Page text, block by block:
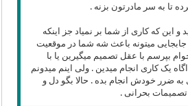
تا به سر مادرتون بزنه .
و این که کاری از شما بر نمیاد جز اینکه
جابجایی میتونه باعث شه شما در موقعیت
بپرسم با عقل تصمیم میگیرین یا با
یک کاری انجام میدین . ولی اینم میدونم
به ضرر خودش انجام بده . حالا بگو دل و
بحرانی .